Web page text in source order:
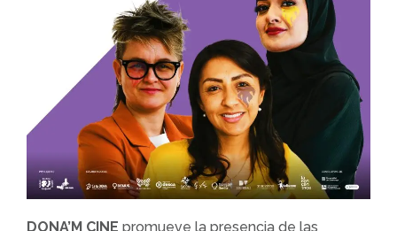
DONA’M CINE promueve la presencia de las